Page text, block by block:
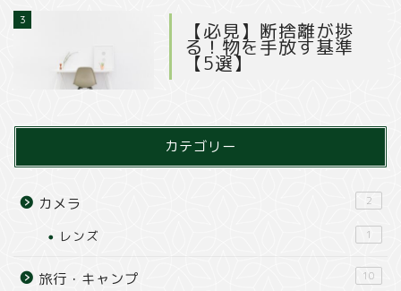
3 【必見】断捨離が捗
る！物を手放す基準
【5選】
カテゴリー
カメラ 2
レンズ 1
旅行・キャンプ 10